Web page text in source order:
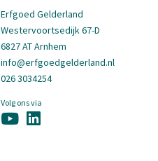
Erfgoed Gelderland
Westervoortsedijk 67-D
6827 AT Arnhem
info@erfgoedgelderland.nl
026 3034254
Volg ons via